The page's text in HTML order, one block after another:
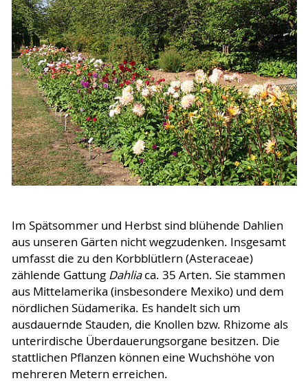
Im Spätsommer und Herbst sind blühende Dahlien
aus unseren Gärten nicht wegzudenken. Insgesamt
umfasst die zu den Korbblütlern (Asteraceae)
zählende Gattung Dahliaca. 35 Arten. Sie stammen
aus Mittelamerika (insbesondere Mexiko) und dem
nördlichen Südamerika. Es handelt sich um
ausdauernde Stauden, die Knollen bzw. Rhizome als
unterirdische Überdauerungsorgane besitzen. Die
stattlichen Pflanzen können eine Wuchshöhe von
mehreren Metern erreichen.